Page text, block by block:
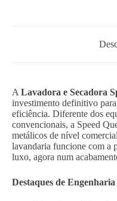
A Lavadora e Secadora
investimento definitivo
eficiência. Diferente dos
convencionais, a Speed
metálicos de nível
lavandaria funcione com a
luxo, agora num
Destaques de Engenharia